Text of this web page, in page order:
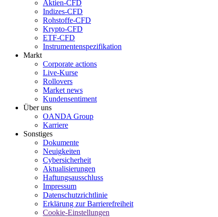
Aktien-CFD
Indizes-CFD
Rohstoffe-CFD
Krypto-CFD
ETF-CFD
Instrumentenspezifikation
Markt
Corporate actions
Live-Kurse
Rollovers
Market news
Kundensentiment
Über uns
OANDA Group
Karriere
Sonstiges
Dokumente
Neuigkeiten
Cybersicherheit
Aktualisierungen
Haftungsausschluss
Impressum
Datenschutzrichtlinie
Erklärung zur Barrierefreiheit
Cookie-Einstellungen